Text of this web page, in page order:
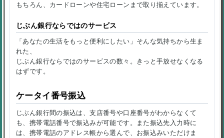
もちろん、カードローンや住宅ローンまで取り揃えています。
じぶん銀行ならではのサービス
「あなたの生活をもっと便利にしたい」そんな気持ちから生ま
れた、
じぶん銀行ならではのサービスの数々。きっと手放せなくなる
はずです。
ケータイ番号振込
じぶん銀行間の振込は、支店番号や口座番号がわからなくて
も、携帯電話番号で振込みが可能です。また振込先入力時に
は、携帯電話のアドレス帳から選んで、お振込みいただけま